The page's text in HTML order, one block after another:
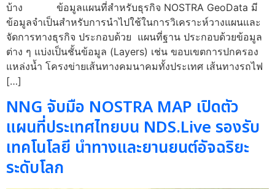
บ้าง ข้อมูลแผนที่สำหรับธุรกิจ NOSTRA GeoData มี
ข้อมูลจำเป็นสำหรับการนำไปใช้ในการวิเคราะห์วางแผนและ
จัดการทางธุรกิจ ประกอบด้วย แผนที่ฐาน ประกอบด้วยข้อมูล
ต่าง ๆ แบ่งเป็นชั้นข้อมูล (Layers) เช่น ขอบเขตการปกครอง
แหล่งน้ำ โครงข่ายเส้นทางคมนาคมทั้งประเทศ เส้นทางรถไฟ
[…]
NNG จับมือ NOSTRA MAP เปิดตัว
แผนที่ประเทศไทยบน NDS.Live รองรับ
เทคโนโลยี นำทางและยานยนต์อัจฉริยะ
ระดับโลก